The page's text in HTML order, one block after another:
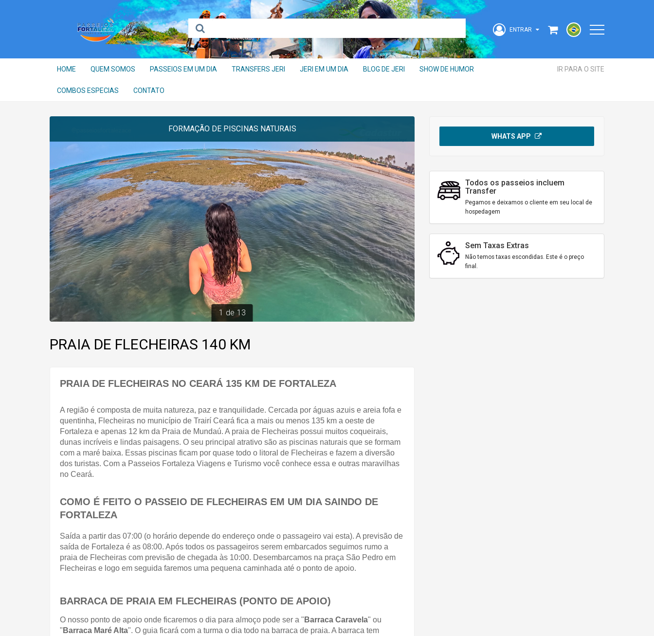
Acesse sua Conta
ENTRAR
IR PARA O SITE
HOME QUEM SOMOS PASSEIOS EM UM DIA TRANSFERS JERI JERI EM UM DIA BLOG DE JERI SHOW DE HUMOR
COMBOS ESPECIAS CONTATO
FORMAÇÃO DE PISCINAS NATURAIS
1 de 13
PRAIA DE FLECHEIRAS 140 KM
PRAIA DE FLECHEIRAS NO CEARÁ 135 KM DE FORTALEZA
A região é composta de muita natureza, paz e tranquilidade. Cercada por águas azuis e areia fofa e
quentinha, Flecheiras no município de Trairí Ceará fica a mais ou menos 135 km a oeste de
Fortaleza e apenas 12 km da Praia de Mundaú. A praia de Flecheiras possui muitos coqueirais,
dunas incríveis e lindas paisagens. O seu principal atrativo são as piscinas naturais que se formam
com a maré baixa. Essas piscinas ficam por quase todo o litoral de Flecheiras e fazem a diversão
dos turistas. Com a Passeios Fortaleza Viagens e Turismo você conhece essa e outras maravilhas
no Ceará.
COMO É FEITO O PASSEIO DE FLECHEIRAS EM UM DIA SAINDO DE
FORTALEZA
Saída a partir das 07:00 (o horário depende do endereço onde o passageiro vai esta). A previsão de
saída de Fortaleza é as 08:00. Após todos os passageiros serem embarcados seguimos rumo a
praia de Flecheiras com previsão de chegada às 10:00. Desembarcamos na praça São Pedro em
Flecheiras e logo em seguida faremos uma pequena caminhada até o ponto de apoio.
BARRACA DE PRAIA EM FLECHEIRAS (PONTO DE APOIO)
O nosso ponto de apoio onde ficaremos o dia para almoço pode ser a " Barraca Caravela" ou
" Barraca Maré Alta". O guia ficará com a turma o dia todo na barraca de praia. A barraca tem
WHATS APP
Todos os passeios incluem
Transfer
Pegamos e deixamos o cliente em seu local de
hospedagem
Sem Taxas Extras
Não temos taxas escondidas. Este é o preço
final.